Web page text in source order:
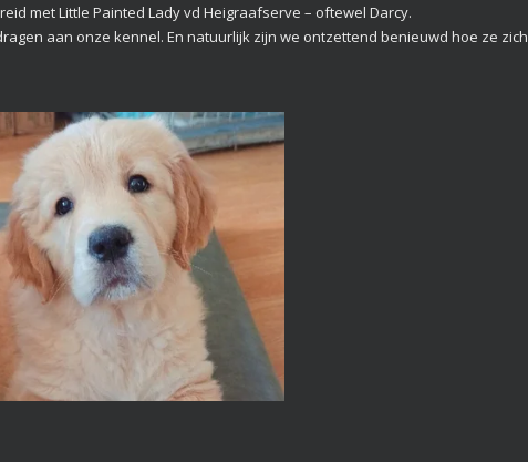
met Little Painted Lady vd Heigraafserve – oftewel Darcy.
aan onze kennel. En natuurlijk zijn we ontzettend benieuwd hoe ze zich